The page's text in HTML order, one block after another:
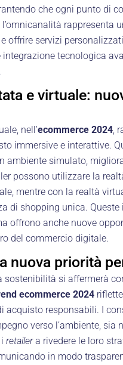
che ogni punto di
rappresenta
offrire servizi
integrazione tecnologica
e virtuale:
nell’ecommerce 2024,
immersive e interattive.
ambiente simulato,
possono utilizzare la
mentre con la realtà
di shopping unica.
offrono anche nuove
del commercio digitale.
nuova priorità
sostenibilità si affermerà
ecommerce 2024
acquisto responsabili. I
verso l’ambiente,
retailera rivedere le loro
in modo